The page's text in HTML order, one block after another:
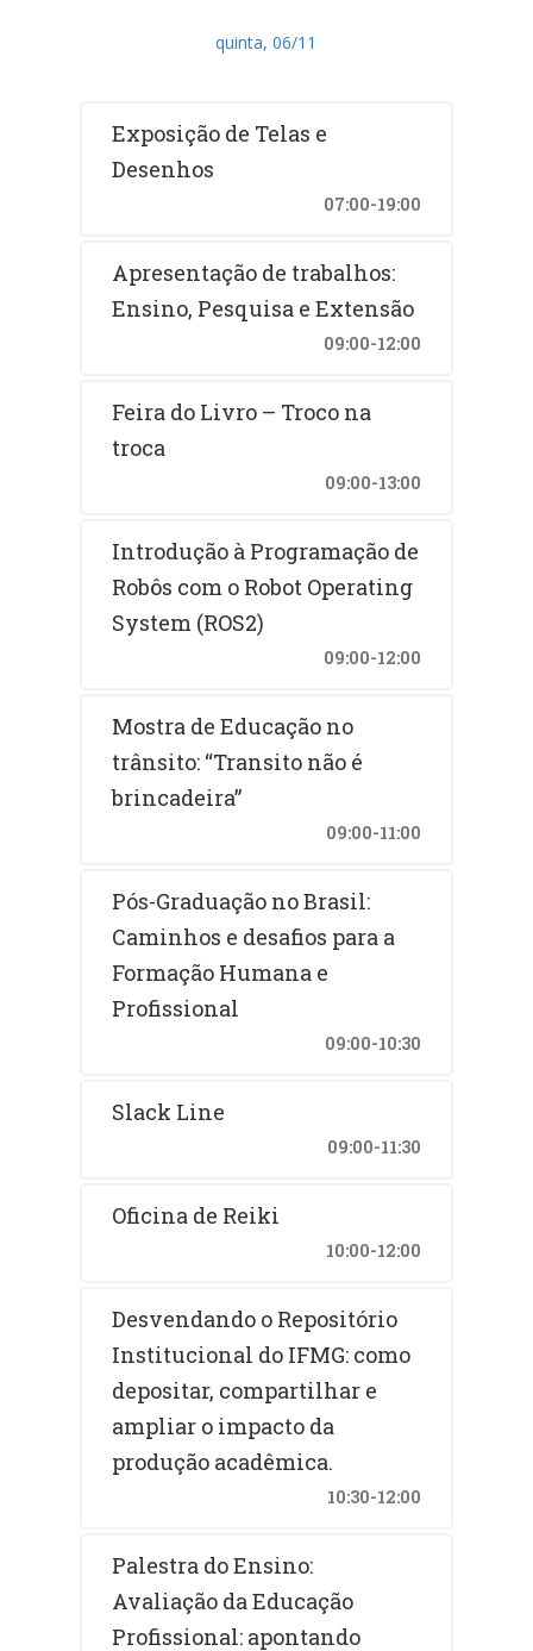
quinta, 06/11
Exposição de Telas e
Desenhos
07:00-19:00
Apresentação de trabalhos:
Ensino, Pesquisa e Extensão
09:00-12:00
Feira do Livro – Troco na
troca
09:00-13:00
Introdução à Programação de
Robôs com o Robot Operating
System (ROS2)
09:00-12:00
Mostra de Educação no
trânsito: “Transito não é
brincadeira”
09:00-11:00
Pós-Graduação no Brasil:
Caminhos e desafios para a
Formação Humana e
Profissional
09:00-10:30
Slack Line
09:00-11:30
Oficina de Reiki
10:00-12:00
Desvendando o Repositório
Institucional do IFMG: como
depositar, compartilhar e
ampliar o impacto da
produção acadêmica.
10:30-12:00
Palestra do Ensino:
Avaliação da Educação
Profissional: apontando